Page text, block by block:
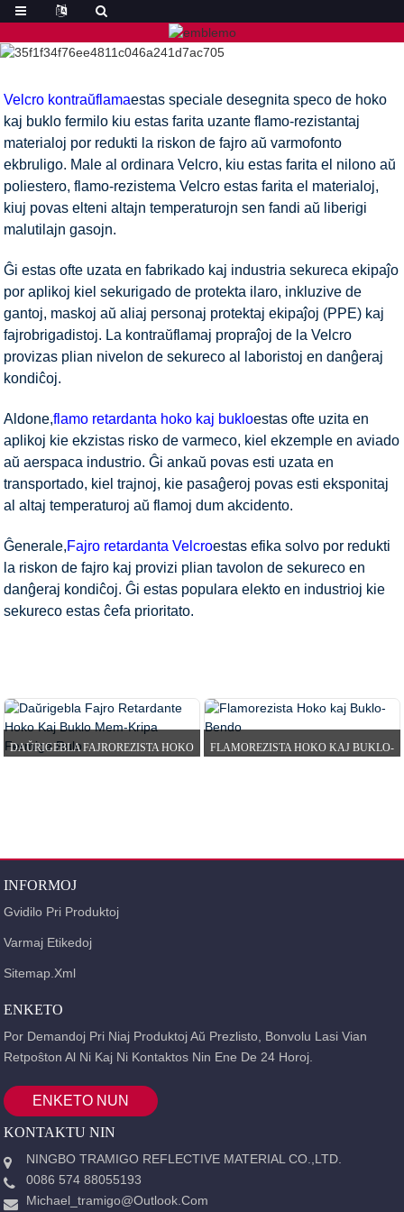
Velcro kontraŭflamaestas speciale desegnita speco de hoko
kaj buklo fermilo kiu estas farita uzante flamo-rezistantaj
materialoj por redukti la riskon de fajro aŭ varmofonto
ekbruligo. Male al ordinara Velcro, kiu estas farita el nilono aŭ
poliestero, flamo-rezistema Velcro estas farita el materialoj,
kiuj povas elteni altajn temperaturojn sen fandi aŭ liberigi
malutilajn gasojn.
Ĝi estas ofte uzata en fabrikado kaj industria sekureca ekipaĵo
por aplikoj kiel sekurigado de protekta ilaro, inkluzive de
gantoj, maskoj aŭ aliaj personaj protektaj ekipaĵoj (PPE) kaj
fajrobrigadistoj. La kontraŭflamaj propraĵoj de la Velcro
provizas plian nivelon de sekureco al laboristoj en danĝeraj
kondiĉoj.
Aldone,flamo retardanta hoko kaj bukloestas ofte uzita en
aplikoj kie ekzistas risko de varmeco, kiel ekzemple en aviado
aŭ aerspaca industrio. Ĝi ankaŭ povas esti uzata en
transportado, kiel trajnoj, kie pasaĝeroj povas esti eksponitaj
al altaj temperaturoj aŭ flamoj dum akcidento.
Ĝenerale,Fajro retardanta Velcroestas efika solvo por redukti
la riskon de fajro kaj provizi plian tavolon de sekureco en
danĝeraj kondiĉoj. Ĝi estas populara elekto en industrioj kie
sekureco estas ĉefa prioritato.
DAŬRIGEBLA FAJROREZISTA HOKO FLAMOREZISTA HOKO KAJ BUKLO-
INFORMOJ
Gvidilo Pri Produktoj
Varmaj Etikedoj
Sitemap.xml
ENKETO
Por Demandoj Pri Niaj Produktoj Aŭ Prezlisto, Bonvolu Lasi Vian
Retpoŝton Al Ni Kaj Ni Kontaktos Nin Ene De 24 Horoj.
ENKETO NUN
KONTAKTU NIN
NINGBO TRAMIGO REFLECTIVE MATERIAL CO.,LTD.
0086 574 88055193
Michael_tramigo@outlook.com